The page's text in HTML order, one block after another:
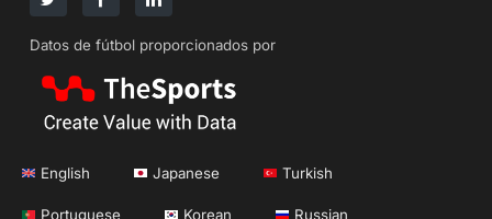
Datos de fútbol proporcionados por
English Japanese Turkish
Portuguese Korean Russian